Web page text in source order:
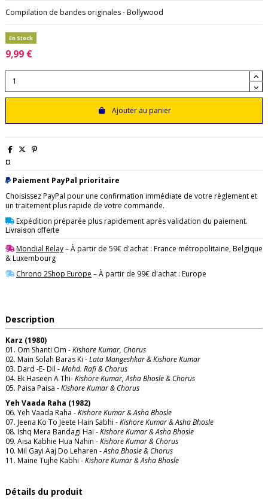
Compilation de bandes originales - Bollywood
En Stock
9,99 €
Ajouter au panier
¤
Paiement PayPal prioritaire
Choisissez PayPal pour une confirmation immédiate de votre règlement et
un traitement plus rapide de votre commande.
Expédition préparée plus rapidement après validation du paiement.
Livraison offerte
Mondial Relay– À partir de 59€ d'achat : France métropolitaine, Belgique
& Luxembourg
Chrono 2Shop Europe – À partir de 99€ d'achat : Europe
Description
Karz (1980)
01. Om Shanti Om -Kishore Kumar, Chorus
02. Main Solah Baras Ki -Lata Mangeshkar & Kishore Kumar
03. Dard -E- Dil -Mohd. Rafi & Chorus
04. Ek Haseen A Thi-Kishore Kumar, Asha Bhosle & Chorus
05. Paisa Paisa -Kishore Kumar & Chorus
Yeh Vaada Raha (1982)
06. Yeh Vaada Raha -Kishore Kumar & Asha Bhosle
07. Jeena Ko To Jeete Hain Sabhi -Kishore Kumar & Asha Bhosle
08. Ishq Mera Bandagi Hai -Kishore Kumar & Asha Bhosle
09. Aisa Kabhie Hua Nahin -Kishore Kumar & Chorus
10. Mil Gayi Aaj Do Leharen -Asha Bhosle & Chorus
11. Maine Tujhe Kabhi -Kishore Kumar & Asha Bhosle
Détails du produit